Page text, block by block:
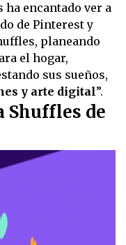
ha encantado ver a
de Pinterest y
planeando
el hogar,
sus sueños,
y arte digital”.
Shuffles de